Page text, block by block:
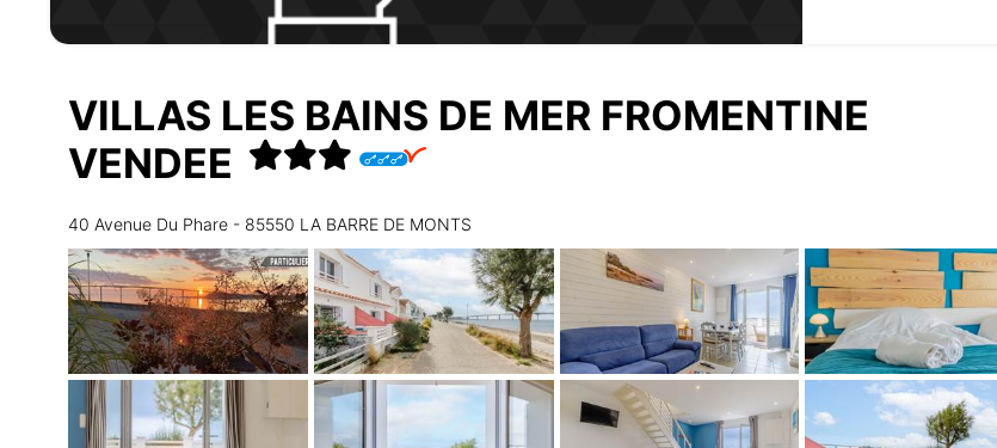
VILLAS LES BAINS DE MER FROMENTINE
VENDEE
40 Avenue Du Phare - 85550 LA BARRE DE MONTS